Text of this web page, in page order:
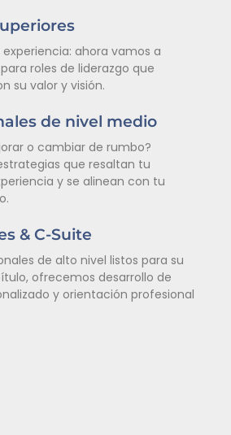
experiencia: ahora vamos a
roles de liderazgo que
su valor y visión.
de nivel medio
o cambiar de rumbo?
que resaltan tu
y se alinean con tu
& C-Suite
de alto nivel listos para su
ofrecemos desarrollo de
y orientación profesional